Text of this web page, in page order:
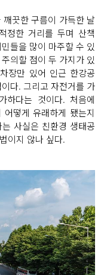
끗한 구름이 가득한 날
정한 거리를 두며 산책
들을 많이 마주할 수 있
의할 점이 두 가지가 있
장만 있어 인근 한강공
다. 그리고 자전거를 가
하다는 것이다. 처음에
떻게 유래하게 됐는지
사실은 친환경 생태공
이지 않나 싶다.